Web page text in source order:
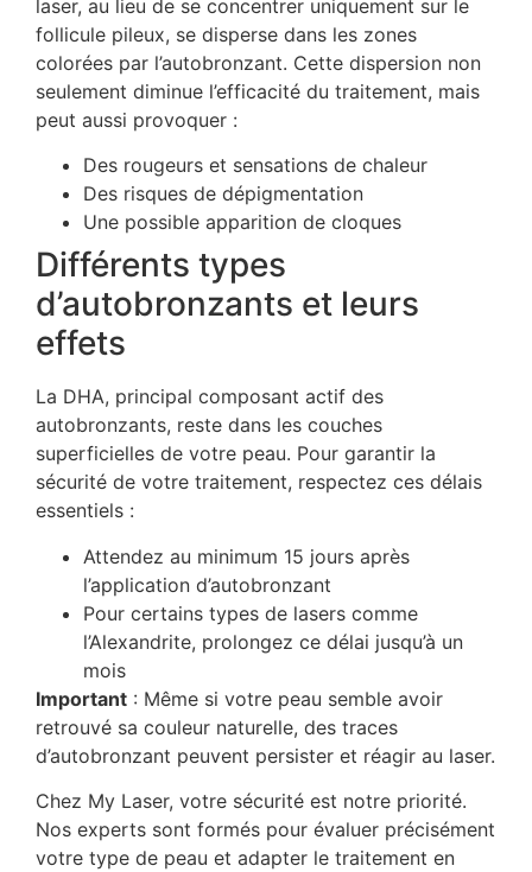
laser, au lieu de se concentrer uniquement sur le
follicule pileux, se disperse dans les zones
colorées par l’autobronzant. Cette dispersion non
seulement diminue l’efficacité du traitement, mais
peut aussi provoquer :
Des rougeurs et sensations de chaleur
Des risques de dépigmentation
Une possible apparition de cloques
Différents types
d’autobronzants et leurs
effets
La DHA, principal composant actif des
autobronzants, reste dans les couches
superficielles de votre peau. Pour garantir la
sécurité de votre traitement, respectez ces délais
essentiels :
Attendez au minimum 15 jours après
l’application d’autobronzant
Pour certains types de lasers comme
l’Alexandrite, prolongez ce délai jusqu’à un
mois
Important : Même si votre peau semble avoir
retrouvé sa couleur naturelle, des traces
d’autobronzant peuvent persister et réagir au laser.
Chez My Laser, votre sécurité est notre priorité.
Nos experts sont formés pour évaluer précisément
votre type de peau et adapter le traitement en